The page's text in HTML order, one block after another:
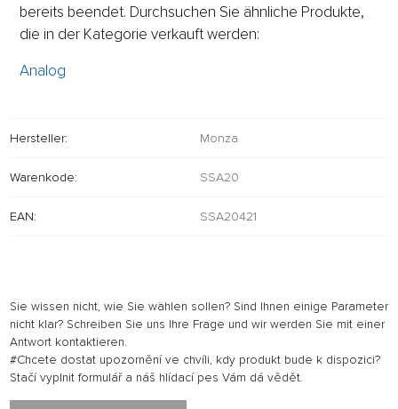
bereits beendet. Durchsuchen Sie ähnliche Produkte,
die in der Kategorie verkauft werden:
Analog
Hersteller: Monza
Warenkode: SSA20
EAN: SSA20421
Sie wissen nicht, wie Sie wählen sollen? Sind Ihnen einige Parameter
nicht klar? Schreiben Sie uns Ihre Frage und wir werden Sie mit einer
Antwort kontaktieren.
#Chcete dostat upozornění ve chvíli, kdy produkt bude k dispozici?
Stačí vyplnit formulář a náš hlídací pes Vám dá vědět.